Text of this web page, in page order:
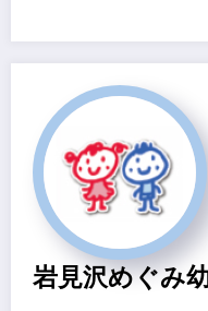
岩見沢めぐみ